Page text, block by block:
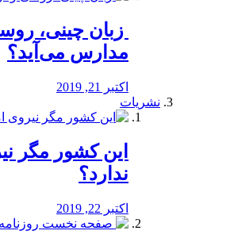
زبان چینی،
مدارس می‌آید؟
اکتبر 21, 2019
نشریات
این کشور مگر
ندارد؟
اکتبر 22, 2019